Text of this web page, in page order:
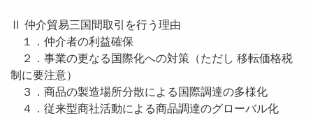
Ⅱ 仲介貿易三国間取引を行う理由
１．仲介者の利益確保
２．事業の更なる国際化への対策（ただし 移転価格税
制に要注意）
３．商品の製造場所分散による国際調達の多様化
４．従来型商社活動による商品調達のグローバル化